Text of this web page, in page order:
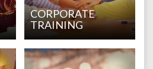
CORPORATE
TRAINING